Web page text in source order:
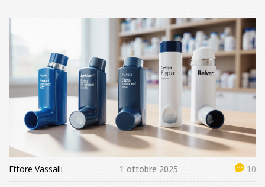
Ettore Vassalli 1 ottobre 2025 10